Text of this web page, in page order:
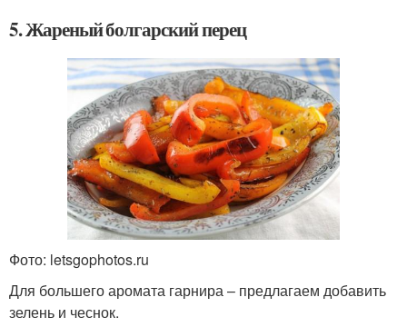
5. Жареный болгарский перец
Фото: letsgophotos.ru
Для большего аромата гарнира – предлагаем добавить
зелень и чеснок.